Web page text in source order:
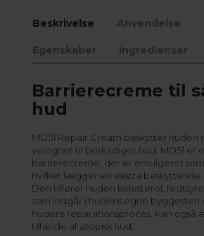
Beskrivelse Anvendelse
Egenskaber Ingredienser
Barrierecreme til
hud
MD51 Repair Cream beskytter huden
velegnet til beskadiget hud. MD51 er
barrierecreme, der er emulgeret som
hvilket lægger en ekstra beskyttende
Den tilfører huden kolesterol,
som indgår i hudens egne byggesten
hudens reparationsproces. Kan også
tilfælde af atopisk hud.